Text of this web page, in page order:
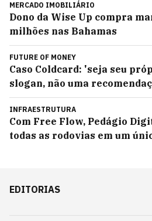
MERCADO IMOBILIÁRIO
Dono da Wise Up compra
milhões nas Bahamas
FUTURE OF MONEY
Caso Coldcard: 'seja seu
slogan, não uma
INFRAESTRUTURA
Com Free Flow, Pedágio
todas as rodovias em um
EDITORIAS